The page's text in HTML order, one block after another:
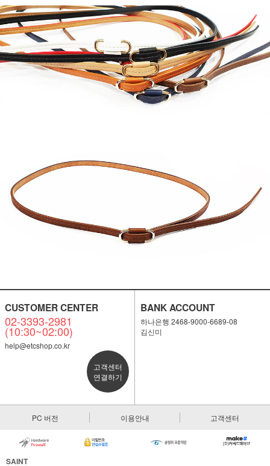
CUSTOMER CENTER
02-3393-2981
(10:30~02:00)
help@etcshop.co.kr
고객센터
연결하기
BANK ACCOUNT
하나은행 2468-9000-6689-08
김신미
PC 버전 이용안내 고객센터
SAINT